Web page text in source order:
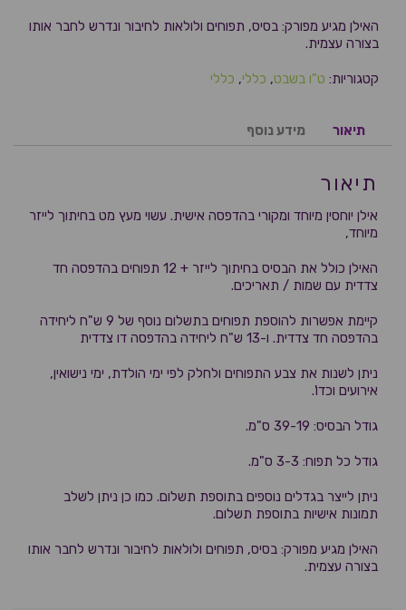
האילן מגיע מפורק: בסיס, תפוחים ולולאות לחיבור ונדרש לחבר אותו
בצורה עצמית.
קטגוריות: ט"ו בשבט, כללי, כללי
תיאור מידע נוסף
תיאור
אילן יוחסין מיוחד ומקורי בהדפסה אישית. עשוי מעץ מט בחיתוך לייזר
מיוחד,
האילן כולל את הבסיס בחיתוך לייזר + 12 תפוחים בהדפסה חד
צדדית עם שמות / תאריכים.
קיימת אפשרות להוספת תפוחים בתשלום נוסף של 9 ש"ח ליחידה
בהדפסה חד צדדית. ו-13 ש"ח ליחידה בהדפסה דו צדדית
ניתן לשנות את צבע התפוחים ולחלק לפי ימי הולדת, ימי נישואין,
אירועים וכדו'.
גודל הבסיס: 39-19 ס"מ.
גודל כל תפוח: 3-3 ס"מ.
ניתן לייצר בגדלים נוספים בתוספת תשלום. כמו כן ניתן לשלב
תמונות אישיות בתוספת תשלום.
האילן מגיע מפורק: בסיס, תפוחים ולולאות לחיבור ונדרש לחבר אותו
בצורה עצמית.